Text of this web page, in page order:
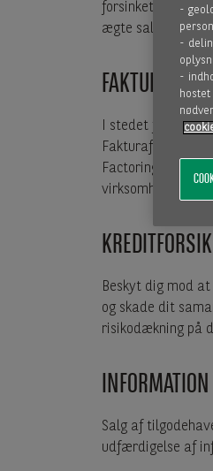
forsinket
ægte salg
I stedet for at
Factoring er
virksomhed mv.
Beskyt dig mod
og skade dit
risikodækning på
Salg af
udfærdigelse af
-
-
-